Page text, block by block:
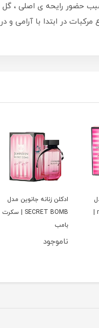
حضور رایحه ی اصلی ، گل
در ابتدا با آرامی و در
ادكلن زنانه جانوين مدل
SECRET BOMB | سكرت
بامب
ناموجود